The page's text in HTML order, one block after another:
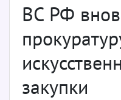
ВС РФ
закупки